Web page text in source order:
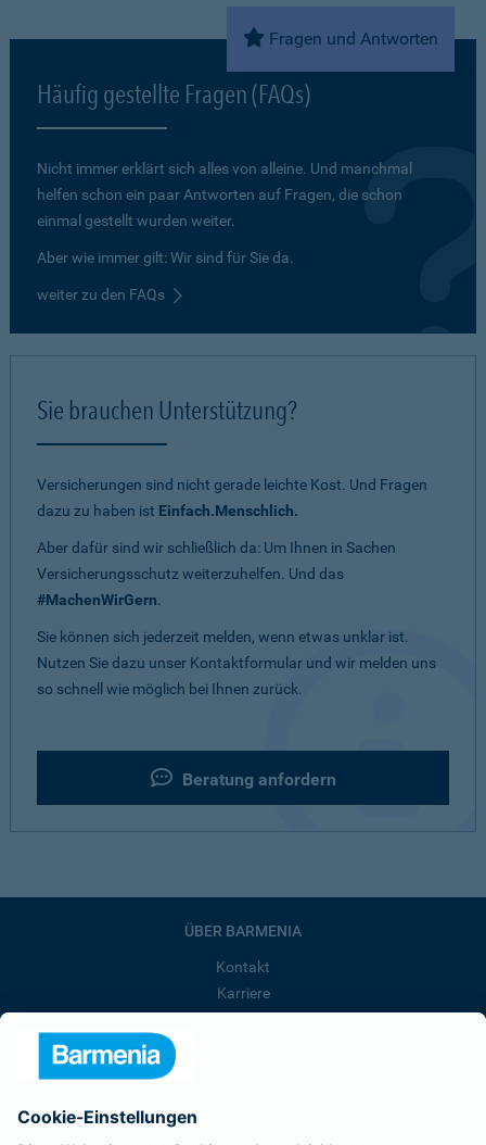
Fragen und Antworten
Häufig gestellte Fragen (FAQs)
Nicht immer erklärt sich alles von alleine. Und manchmal
helfen schon ein paar Antworten auf Fragen, die schon
einmal gestellt wurden weiter.
Aber wie immer gilt: Wir sind für Sie da.
weiter zu den FAQs
Sie brauchen Unterstützung?
Versicherungen sind nicht gerade leichte Kost. Und Fragen
dazu zu haben ist Einfach.Menschlich.
Aber dafür sind wir schließlich da: Um Ihnen in Sachen
Versicherungsschutz weiterzuhelfen. Und das
#MachenWirGern.
Sie können sich jederzeit melden, wenn etwas unklar ist.
Nutzen Sie dazu unser Kontaktformular und wir melden uns
so schnell wie möglich bei Ihnen zurück.
Beratung anfordern
ÜBER BARMENIA
Kontakt
Karriere
Barmenia ist Teil der BarmeniaGothaer